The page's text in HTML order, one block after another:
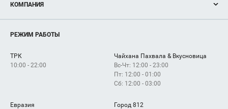
Новости
Магазины
Услуги
КОМПАНИЯ
Рекламодателям
Как добраться
РЕЖИМ РАБОТЫ
ТРК
10:00 - 22:00
Чайхана Пахвала & Вкусновица
Вс-Чт: 12:00 - 23:00
Пт: 12:00 - 01:00
Сб: 12:00 - 03:00
Евразия
Город 812